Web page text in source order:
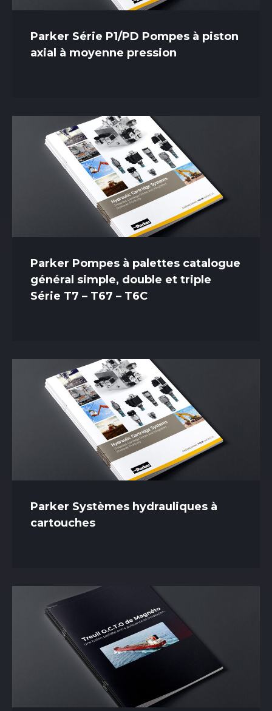
Parker Série P1/PD Pompes à piston
axial à moyenne pression
Parker Pompes à palettes catalogue
général simple, double et triple
Série T7 – T67 – T6C
Parker Systèmes hydrauliques à
cartouches